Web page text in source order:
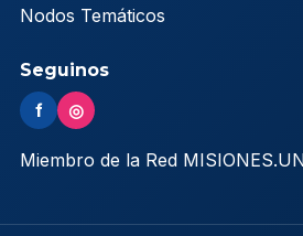
Nodos Temáticos
Seguinos
f ◎
Miembro de la Red